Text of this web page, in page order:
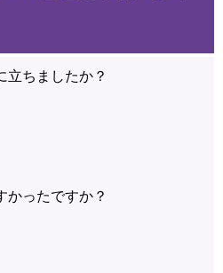
立ちましたか？
かったですか？